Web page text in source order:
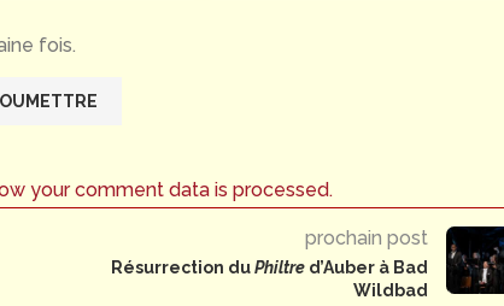
fois.
your comment data is processed.
prochain post
Résurrection duPhiltred’Auber à Bad
Wildbad